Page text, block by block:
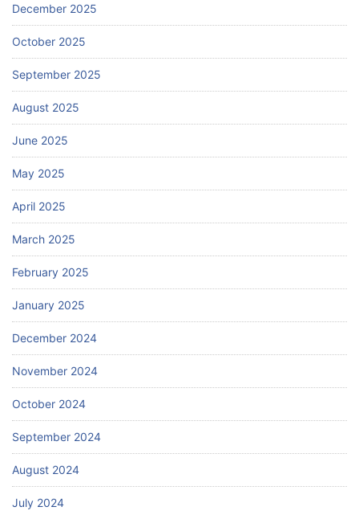
December 2025
October 2025
September 2025
August 2025
June 2025
May 2025
April 2025
March 2025
February 2025
January 2025
December 2024
November 2024
October 2024
September 2024
August 2024
July 2024